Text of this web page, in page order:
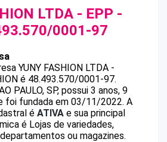
LTDA - EPP -
0001-97
YUNY FASHION LTDA -
é 48.493.570/0001-97.
PAULO, SP, possui 3 anos, 9
foi fundada em 03/11/2022. A
é ATIVA e sua principal
é Lojas de variedades,
ou magazines.